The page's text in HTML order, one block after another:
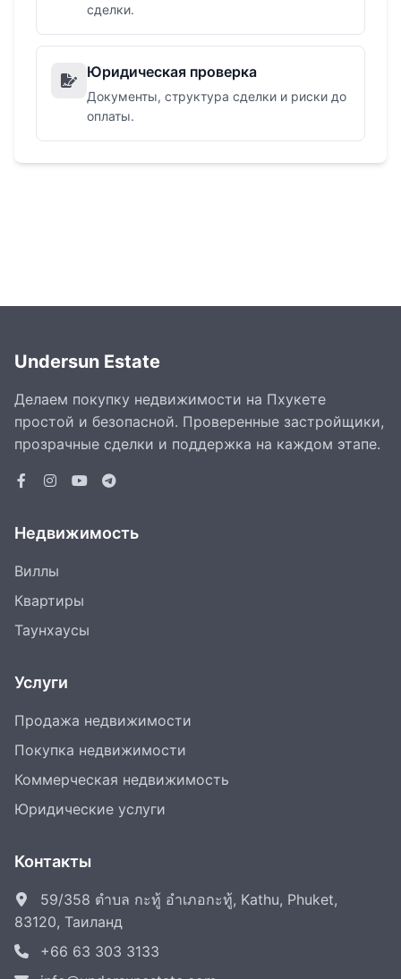
сделки.
Юридическая проверка
Документы, структура сделки и риски до
оплаты.
Undersun Estate
Делаем покупку недвижимости на Пхукете
простой и безопасной. Проверенные застройщики,
прозрачные сделки и поддержка на каждом этапе.
Недвижимость
Виллы
Квартиры
Таунхаусы
Услуги
Продажа недвижимости
Покупка недвижимости
Коммерческая недвижимость
Юридические услуги
Контакты
59/358 ตำบล กะทู้ อำเภอกะทู้, Kathu, Phuket,
83120, Таиланд
+66 63 303 3133